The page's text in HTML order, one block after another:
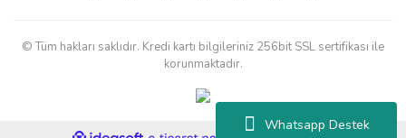
Whatsapp Destek
© Tüm hakları saklıdır. Kredi kartı bilgileriniz 256bit SSL sertifikası ile
korunmaktadır.